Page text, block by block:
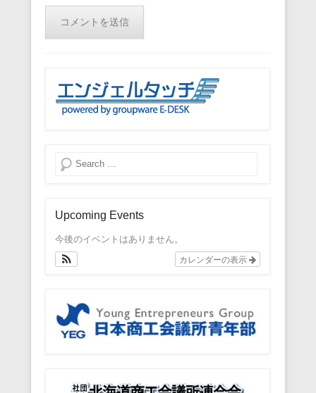
検索
Upcoming Events
今後のイベントはありません。
カレンダーの表示